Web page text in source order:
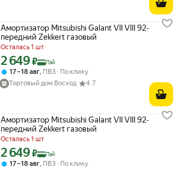
Амортизатор Mitsubishi Galant VII VIII 92-
передний Zekkert газовый
Осталась 1 шт
Цена с картой Яндекс Пэй 2649 ₽ вместо
2 649₽ Пэй
17 – 18 авг, ПВЗ
По клику
Торговый дом Восход
4.7
Амортизатор Mitsubishi Galant VII VIII 92-
передний Zekkert газовый
Осталась 1 шт
Цена с картой Яндекс Пэй 2649 ₽ вместо
2 649₽ Пэй
17 – 18 авг ПВЗ
По клику